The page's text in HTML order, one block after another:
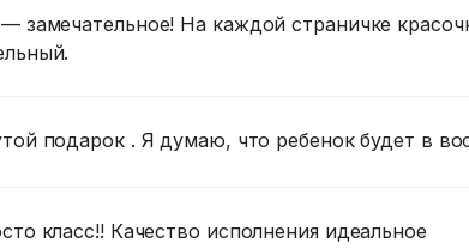
замечательное! На каждой страничке
подарок . Я думаю, что ребенок будет в
класс!! Качество исполнения идеальное